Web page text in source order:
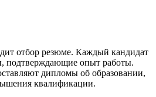
отбор резюме. Каждый кандидат
подтверждающие опыт работы.
дипломы об образовании,
квалификации.